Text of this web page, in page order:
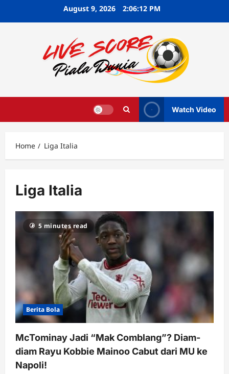
August 9, 2026 2:06:13 PM
Watch Video
Home Liga Italia
Liga Italia
5 minutes read
Berita Bola
McTominay Jadi “Mak Comblang”? Diam-
diam Rayu Kobbie Mainoo Cabut dari MU ke
Napoli!